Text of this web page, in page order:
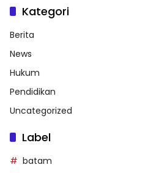
Kategori
Berita
News
Hukum
Pendidikan
Uncategorized
Label
batam